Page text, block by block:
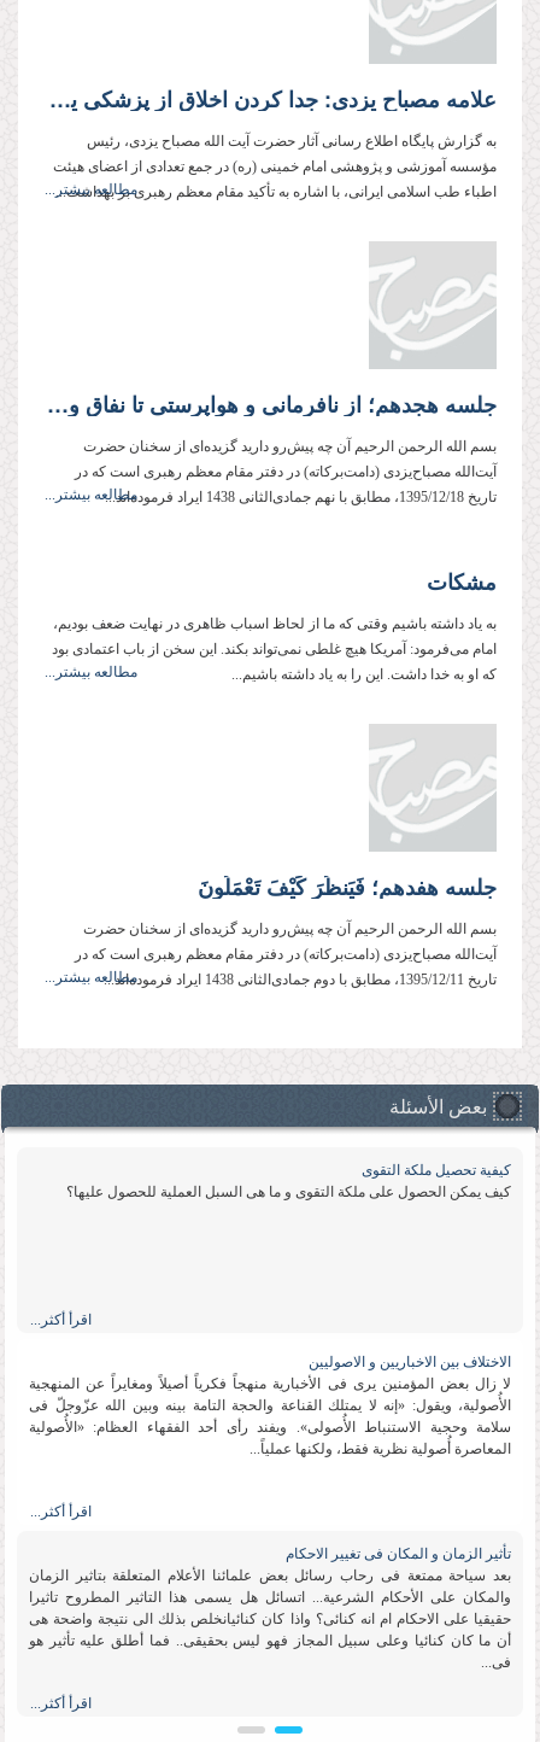
علامه مصباح یزدی: جدا کردن اخلاق از پزشکی یکی از آفت‌های پزشکی است
به گزارش پایگاه اطلاع رسانی آثار حضرت آیت الله مصباح یزدی، رئیس
مؤسسه آموزشی و پژوهشی امام خمینی (ره) در جمع تعدادی از اعضای هیئت
اطباء طب اسلامی ایرانی، با اشاره به تأکید مقام معظم رهبری بر بهداشت...
مطالعه بیشتر...
جلسه هجدهم؛ از نافرمانی و هواپرستی تا نفاق و ناتوانی از درک حقایق
بسم الله الرحمن الرحیم آن چه پیش‌رو دارید گزیده‌ای از سخنان حضرت
آیت‌الله مصباح‌یزدی (دامت‌بركاته) در دفتر مقام معظم رهبری است كه در
تاریخ 1395/12/18، مطابق با نهم جمادی‌الثانی 1438 ایراد فرموده‌اند...
مطالعه بیشتر...
مشکات
به یاد داشته باشیم وقتی که ما از لحاظ اسباب ظاهری در نهایت ضعف بودیم،
امام می‌فرمود: آمریکا هیچ غلطی نمی‌تواند بکند. این سخن از باب اعتمادی بود
که او به خدا داشت. این را به یاد داشته باشیم...
مطالعه بیشتر...
جلسه هفدهم؛ فَیَنظُرَ كَیْفَ تَعْمَلُونَ
بسم الله الرحمن الرحیم آن چه پیش‌رو دارید گزیده‌ای از سخنان حضرت
آیت‌الله مصباح‌یزدی (دامت‌بركاته) در دفتر مقام معظم رهبری است كه در
تاریخ 1395/12/11، مطابق با دوم جمادی‌الثانی 1438 ایراد فرموده‌اند...
مطالعه بیشتر...
بعض الأسئلة
كیفیة تحصیل ملكة التقوى
كیف یمكن الحصول على ملكة التقوى و ما هی السبل العملیة للحصول علیها؟
اقرأ أكثر...
الاختلاف بین الاخباریین و الاصولیین
لا زال بعض المؤمنین یرى فی الأخباریة منهجاً فكریاً أصیلاً ومغایراً عن المنهجیة
الأُصولیة، ویقول: «إنه لا یمتلك القناعة والحجة التامة بینه وبین الله عزّوجلّ فی
سلامة وحجیة الاستنباط الأُصولی». ویفند رأی أحد الفقهاء العظام: «الأُصولیة
المعاصرة أُصولیة نظریة فقط، ولكنها عملیاً...
اقرأ أكثر...
تأثیر الزمان و المكان فی تغییر الاحكام
بعد سیاحة ممتعة فی رحاب رسائل بعض علمائنا الأعلام المتعلقة بتاثیر الزمان
والمكان على الأحكام الشرعیة... اتسائل هل یسمى هذا التاثیر المطروح تاثیرا
حقیقیا على الاحكام ام انه كنائی؟ واذا كان كنائیانخلص بذلك الى نتیجة واضحة هی
أن ما كان كنائیا وعلى سبیل المجاز فهو لیس بحقیقی.. فما أطلق علیه تأثیر هو
فی...
اقرأ أكثر...